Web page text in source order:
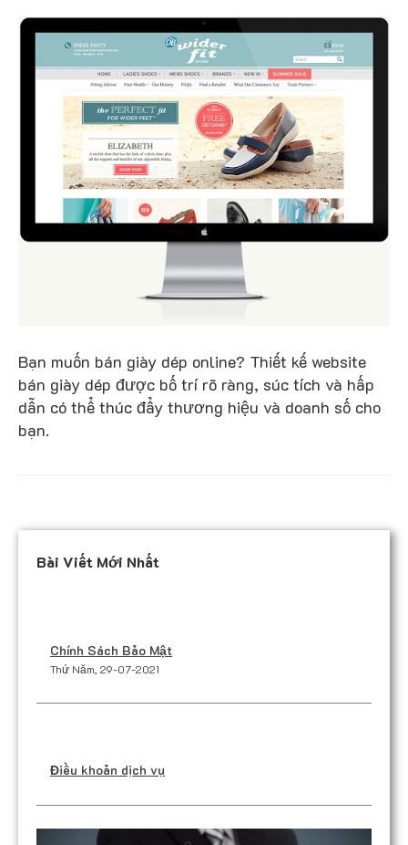
Bạn muốn bán giày dép online? Thiết kế website
bán giày dép được bố trí rõ ràng, súc tích và hấp
dẫn có thể thúc đẩy thương hiệu và doanh số cho
bạn.
Bài Viết Mới Nhất
Chính Sách Bảo Mật
Thứ Năm, 29-07-2021
Điều khoản dịch vụ